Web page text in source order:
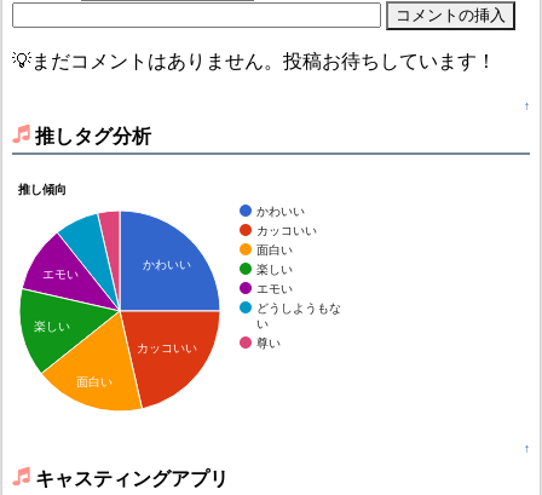
💡まだコメントはありません。投稿お待ちしています！
↑
推しタグ分析
推し傾向
かわいい
カッコいい
面白い
楽しい
エモい
どうしようもな
い
尊い
かわいい
カッコいい
エモい
楽しい
面白い
↑
キャスティングアプリ